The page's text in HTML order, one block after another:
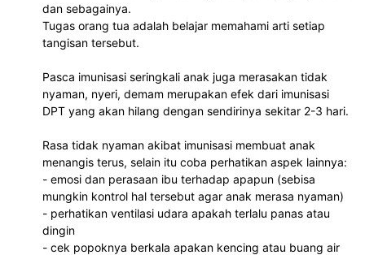
dan sebagainya.
Tugas orang tua adalah belajar memahami arti setiap
tangisan tersebut.
Pasca imunisasi seringkali anak juga merasakan tidak
nyaman, nyeri, demam merupakan efek dari imunisasi
DPT yang akan hilang dengan sendirinya sekitar 2-3 hari.
Rasa tidak nyaman akibat imunisasi membuat anak
menangis terus, selain itu coba perhatikan aspek lainnya:
- emosi dan perasaan ibu terhadap apapun (sebisa
mungkin kontrol hal tersebut agar anak merasa nyaman)
- perhatikan ventilasi udara apakah terlalu panas atau
dingin
- cek popoknya berkala apakan kencing atau buang air